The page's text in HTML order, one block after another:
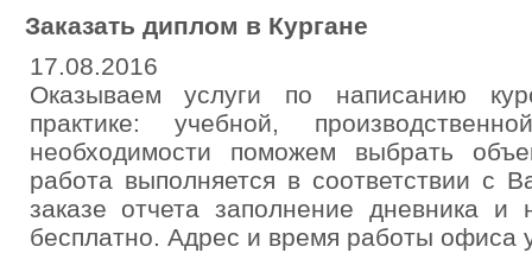
Заказать диплом в Кургане
17.08.2016
Оказываем услуги по написанию
практике: учебной,
необходимости поможем выбрать
работа выполняется в соответствии с
заказе отчета заполнение дневника и
бесплатно. Адрес и время работы офиса